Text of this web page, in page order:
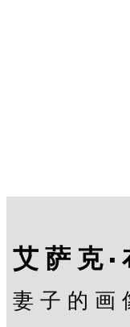
艾萨克
妻子的画